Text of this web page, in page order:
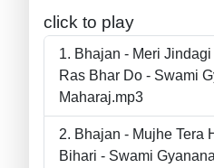
click to play
Bhajan - Meri
Ras Bhar Do - Swami
Maharaj.mp3
Bhajan - Mujhe Tera
Bihari - Swami